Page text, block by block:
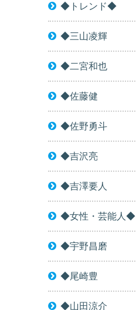
◆トレンド◆
◆三山凌輝
◆二宮和也
◆佐藤健
◆佐野勇斗
◆吉沢亮
◆吉澤要人
◆女性・芸能人◆
◆宇野昌磨
◆尾崎豊
◆山田涼介